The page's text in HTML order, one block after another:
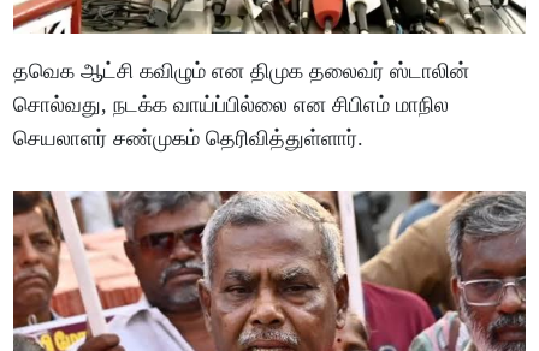
தவெக ஆட்சி கவிழும் என திமுக தலைவர் ஸ்டாலின்
சொல்வது, நடக்க வாய்ப்பில்லை என சிபிஎம் மாநில
செயலாளர் சண்முகம் தெரிவித்துள்ளார்.